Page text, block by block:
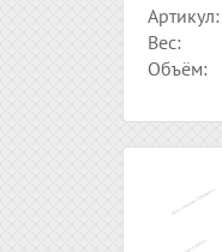
Артикул:
Вес:
Объём: